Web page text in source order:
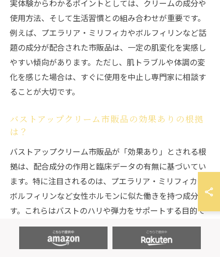
実体験からわかるポイントとしては、クリームの成分や
使用方法、そして生活習慣との組み合わせが重要です。
例えば、プエラリア・ミリフィカやボルフィリンなど話
題の成分が配合された市販品は、一定の肌変化を実感し
やすい傾向があります。ただし、肌トラブルや体調の変
化を感じた場合は、すぐに使用を中止し専門家に相談す
ることが大切です。
バストアップクリーム市販品の効果ありの根拠
は？
バストアップクリーム市販品が「効果あり」とされる根
拠は、配合成分の作用と臨床データの有無に基づいてい
ます。特に注目されるのは、プエラリア・ミリフィカや
ボルフィリンなど女性ホルモンに似た働きを持つ成分で
す。これらはバストのハリや弾力をサポートする目的で
配合されていますが、医療機関による大規模な臨床試験
は限られています。